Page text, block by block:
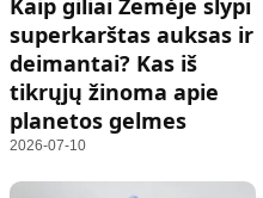
superkarštas auksas ir
deimantai? Kas iš
tikrųjų žinoma apie
planetos gelmes
2026-07-10